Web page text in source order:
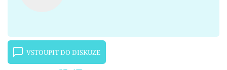
VSTOUPIT DO DISKUZE